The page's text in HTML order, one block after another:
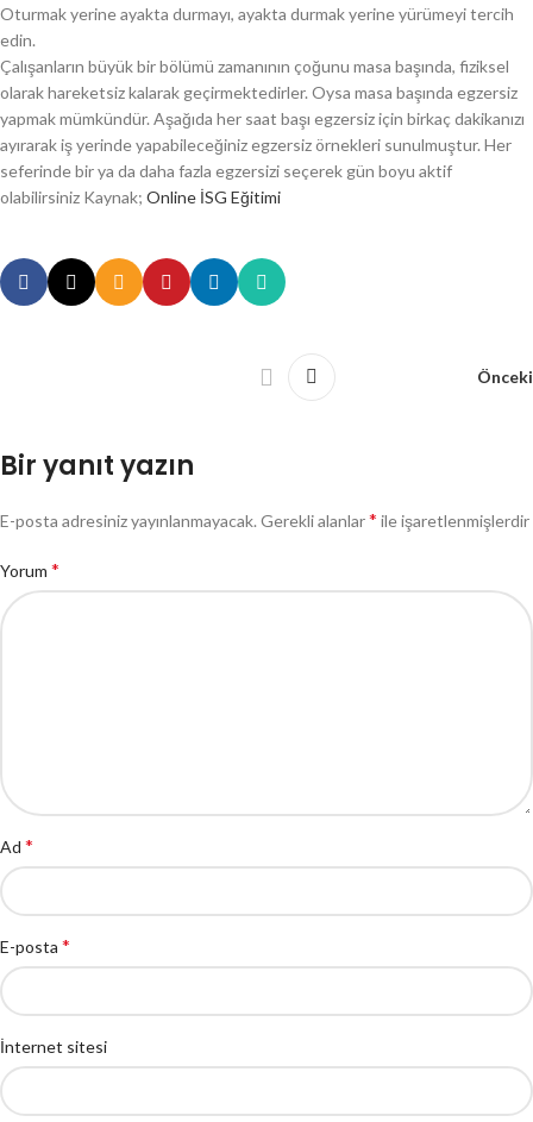
Oturmak yerine ayakta durmayı, ayakta durmak yerine yürümeyi tercih
edin.
Çalışanların büyük bir bölümü zamanının çoğunu masa başında, fiziksel
olarak hareketsiz kalarak geçirmektedirler. Oysa masa başında egzersiz
yapmak mümkündür. Aşağıda her saat başı egzersiz için birkaç dakikanızı
ayırarak iş yerinde yapabileceğiniz egzersiz örnekleri sunulmuştur. Her
seferinde bir ya da daha fazla egzersizi seçerek gün boyu aktif
olabilirsiniz Kaynak; Online İSG Eğitimi
Önceki
Bir yanıt yazın
E-posta adresiniz yayınlanmayacak. Gerekli alanlar* ile işaretlenmişlerdir
Yorum *
Ad *
E-posta *
İnternet sitesi